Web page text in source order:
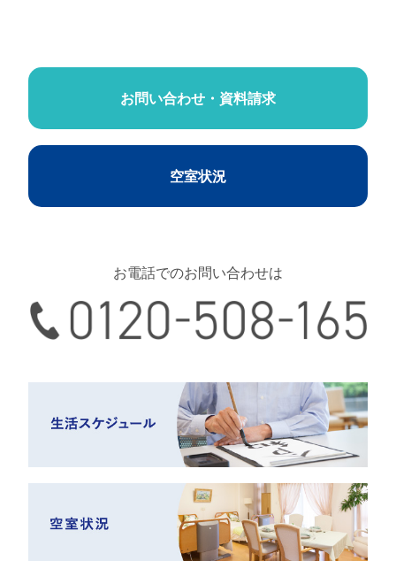
お問い合わせ・資料請求
空室状況
お電話でのお問い合わせは
0120-508-165